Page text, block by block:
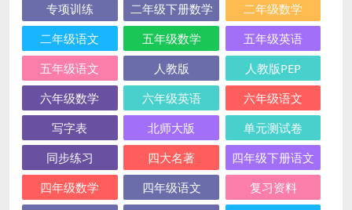
专项训练
二年级下册数学
二年级数学
二年级语文
五年级数学
五年级英语
五年级语文
人教版
人教版PEP
六年级数学
六年级英语
六年级语文
写字表
北师大版
单元测试卷
同步练习
四大名著
四年级下册语文
四年级数学
四年级语文
复习资料